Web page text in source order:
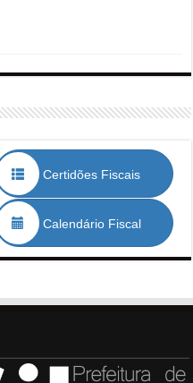
Certidões Fiscais
Calendário Fiscal